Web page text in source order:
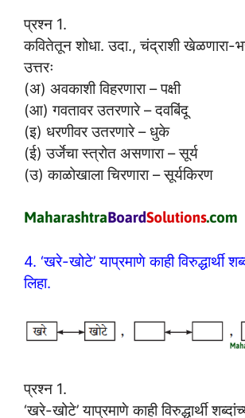
प्रश्न 1.
कवितेतून शोधा. उदा., चंद्राशी खेळणारा-
उत्तरः
(अ) अवकाशी विहरणारा – पक्षी
(आ) गवतावर उतरणारे – दवबिंदू
(इ) धरणीवर उतरणारे – धुके
(ई) उर्जेचा स्त्रोत असणारा – सूर्य
(उ) काळोखाला चिरणारा – सूर्यकिरण
4. ‘खरे-खोटे’ याप्रमाणे काही विरुद्धार्थी
लिहा.
प्रश्न 1.
‘खरे-खोटे’ याप्रमाणे काही विरुद्धार्थी